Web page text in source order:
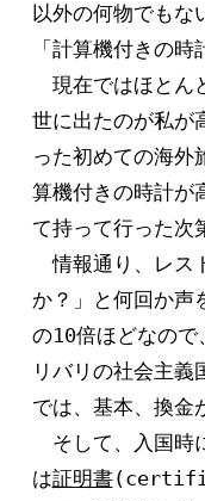
以外の何物でもな
「計算機付きの
現在ではほとん
世に出たのが私が
った初めての海外
算機付きの時計が
て持って行った次
情報通り、レス
か？」と何回か声
の10倍ほどなので
リバリの社会主義
では、基本、換金
そして、入国時
は証明書